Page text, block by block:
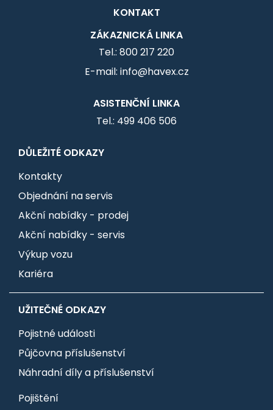
KONTAKT
ZÁKAZNICKÁ LINKA
Tel.: 800 217 220
E-mail: info@havex.cz
ASISTENČNÍ LINKA
Tel.: 499 406 506
DŮLEŽITÉ ODKAZY
Kontakty
Objednání na servis
Akční nabídky - prodej
Akční nabídky - servis
Výkup vozu
Kariéra
UŽITEČNÉ ODKAZY
Pojistné události
Půjčovna příslušenství
Náhradní díly a příslušenství
Pojištění